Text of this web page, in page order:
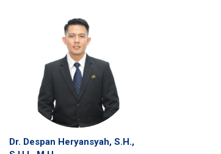
Dr. Despan Heryansyah, S.H.,